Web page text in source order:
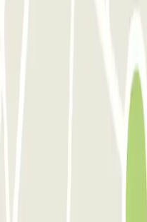
eran un poco caóticas ,